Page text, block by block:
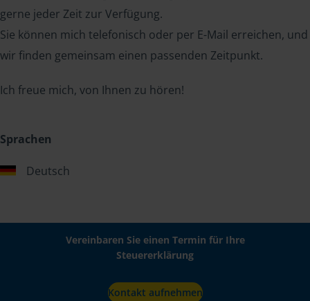
gerne jeder Zeit zur Verfügung.
Sie können mich telefonisch oder per E-Mail erreichen, und
wir finden gemeinsam einen passenden Zeitpunkt.
Ich freue mich, von Ihnen zu hören!
Sprachen
Deutsch
Vereinbaren Sie einen Termin für Ihre
Steuererklärung
Kontakt aufnehmen